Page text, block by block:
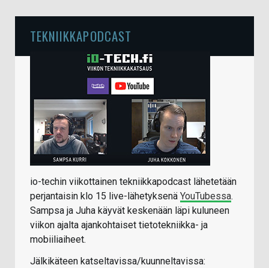
TEKNIIKKAPODCAST
io-techin viikottainen tekniikkapodcast lähetetään
perjantaisin klo 15 live-lähetyksenä YouTubessa.
Sampsa ja Juha käyvät keskenään läpi kuluneen
viikon ajalta ajankohtaiset tietotekniikka- ja
mobiiliaiheet.
Jälkikäteen katseltavissa/kuunneltavissa: